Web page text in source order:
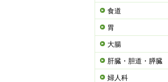
食道
胃
大腸
肝臓・胆道・膵臓
婦人科